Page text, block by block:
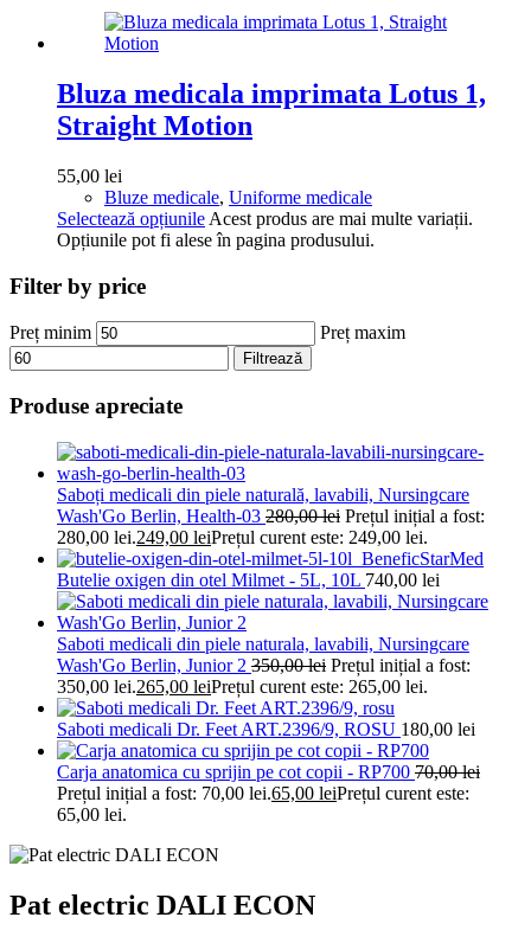
Bluza medicala imprimata Lotus 1,
Straight Motion
55,00 lei
Bluze medicale, Uniforme medicale
Selectează opțiunile Acest produs are mai multe variații.
Opțiunile pot fi alese în pagina produsului.
Filter by price
Preț minim Preț maxim
Filtrează
Produse apreciate
Saboți medicali din piele naturală, lavabili, Nursingcare
Wash'Go Berlin, Health-03 280,00lei Prețul inițial a fost:
280,00 lei.249,00 leiPrețul curent este: 249,00 lei.
Butelie oxigen din otel Milmet - 5L, 10L 740,00 lei
Saboti medicali din piele naturala, lavabili, Nursingcare
Wash'Go Berlin, Junior 2 350,00lei Prețul inițial a fost:
350,00 lei.265,00 leiPrețul curent este: 265,00 lei.
Saboti medicali Dr. Feet ART.2396/9, ROSU 180,00 lei
Carja anatomica cu sprijin pe cot copii - RP700 70,00lei
Prețul inițial a fost: 70,00 lei.65,00 leiPrețul curent este:
65,00 lei.
Pat electric DALI ECON